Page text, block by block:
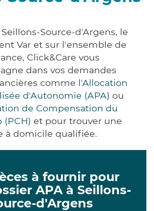
Source-d'Argens, le
Var et sur l'ensemble de
Click&Care vous
dans vos demandes
comme l'Allocation
d'Autonomie (APA) ou
de Compensation du
(PCH) et pour trouver une
à domicile qualifiée.
à fournir pour
APA à Seillons-
d'Argens